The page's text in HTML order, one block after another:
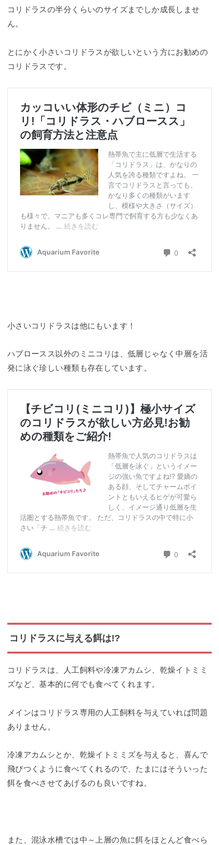
コリドラスの半分くらいのサイズまでしか成長しませ
ん。
とにかく小さいコリドラスが欲しいという方にお勧めの
コリドラスです。
小さいコリドラスは他にもいます！
ハブロースス以外のミニコリは、低層じゃなく中層を活
発に泳ぐ珍しい種類も存在しています。
コリドラスに与える餌は!?
コリドラスは、人工飼料や冷凍アカムシ、乾燥イトミミ
ズなど、基本的に何でも食べてくれます。
メインはコリドラス専用の人工飼料を与えていれば問題
ありません。
冷凍アカムシとか、乾燥イトミミズを与えると、喜んで
飛びつくように食べてくれるので、たまにはそういった
餌を食べさせてあげるのも良いですね。
また、混泳水槽では中～上層の魚に餌をほとんど食べら